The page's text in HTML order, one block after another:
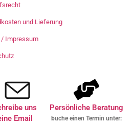
und Lieferung
/ Impressum
uns
Email
Persönliche Beratung
buche einen Termin unter: